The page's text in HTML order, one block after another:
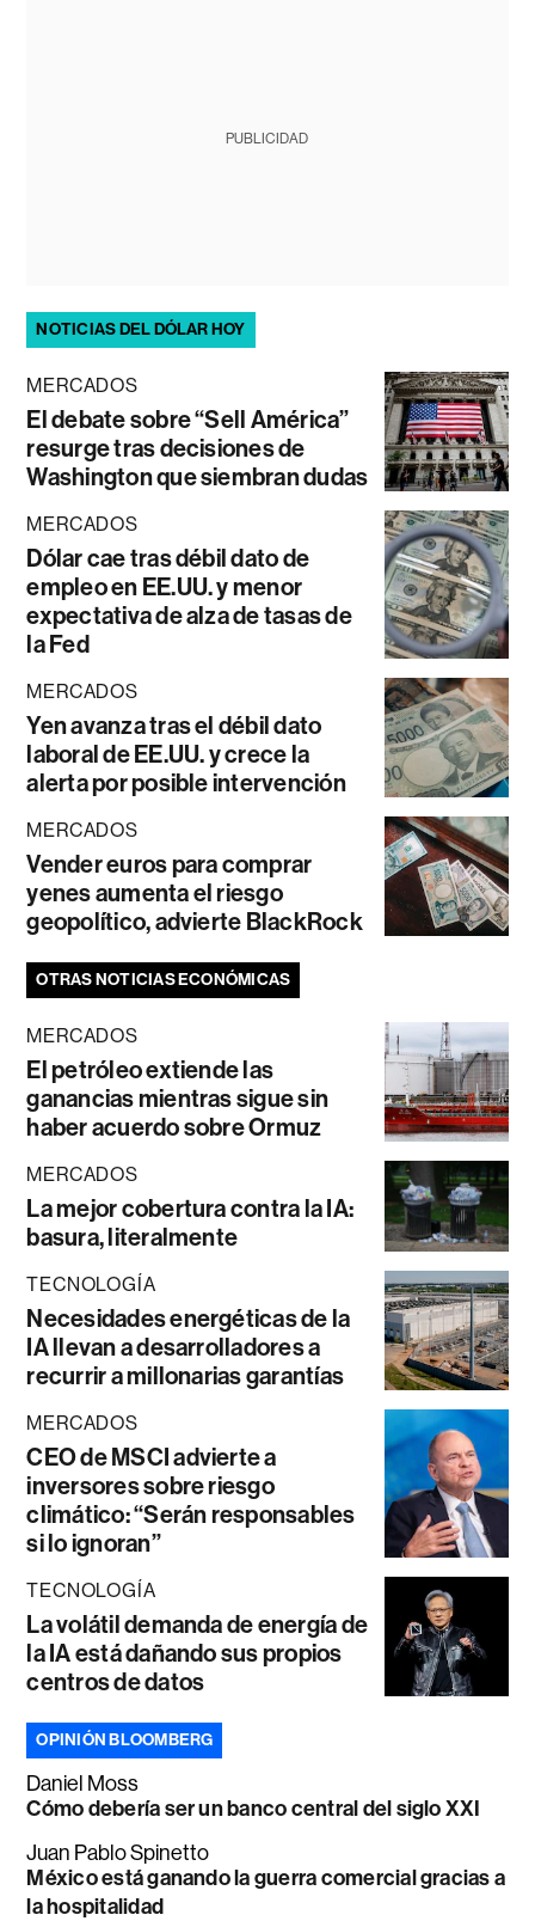
PUBLICIDAD
NOTICIAS DEL DÓLAR HOY
MERCADOS
El debate sobre “Sell América”
resurge tras decisiones de
Washington que siembran dudas
MERCADOS
Dólar cae tras débil dato de
empleo en EE.UU. y menor
expectativa de alza de tasas de
la Fed
MERCADOS
Yen avanza tras el débil dato
laboral de EE.UU. y crece la
alerta por posible intervención
MERCADOS
Vender euros para comprar
yenes aumenta el riesgo
geopolítico, advierte BlackRock
OTRAS NOTICIAS ECONÓMICAS
MERCADOS
El petróleo extiende las
ganancias mientras sigue sin
haber acuerdo sobre Ormuz
MERCADOS
La mejor cobertura contra la IA:
basura, literalmente
TECNOLOGÍA
Necesidades energéticas de la
IA llevan a desarrolladores a
recurrir a millonarias garantías
MERCADOS
CEO de MSCI advierte a
inversores sobre riesgo
climático: “Serán responsables
si lo ignoran”
TECNOLOGÍA
La volátil demanda de energía de
la IA está dañando sus propios
centros de datos
OPINIÓN BLOOMBERG
Daniel Moss
Cómo debería ser un banco central del siglo XXI
Juan Pablo Spinetto
México está ganando la guerra comercial gracias a
la hospitalidad